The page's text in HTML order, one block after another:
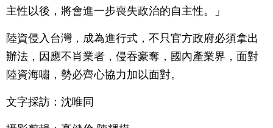
主性以後，將會進一步喪失政治的自主性。」
陸資侵入台灣，成為進行式，不只官方政府必須拿出
辦法，因應不肖業者，侵吞豪奪，國內產業界，面對
陸資海嘯，勢必齊心協力加以面對。
文字採訪：沈唯同